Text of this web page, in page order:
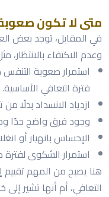
متى لا تكون
في المقابل، توجد بعض
وعدم الاكتفاء بالانتظار،
استمرار صعوبة
فترة التعافي الأساسية.
ازدياد الانسداد بدلًا
وجود فرق واضح جدًا
الإحساس بانهيار أو
استمرار الشكوى لفترة
هنا يصبح من المهم
التعافي، أم أنها تشير